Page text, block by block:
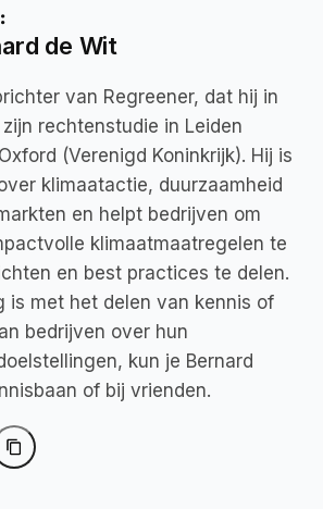
de Wit
van Regreener, dat hij in
rechtenstudie in Leiden
(Verenigd Koninkrijk). Hij is
klimaatactie, duurzaamheid
en helpt bedrijven om
klimaatmaatregelen te
en best practices te delen.
is met het delen van kennis of
bedrijven over hun
kun je Bernard
of bij vrienden.